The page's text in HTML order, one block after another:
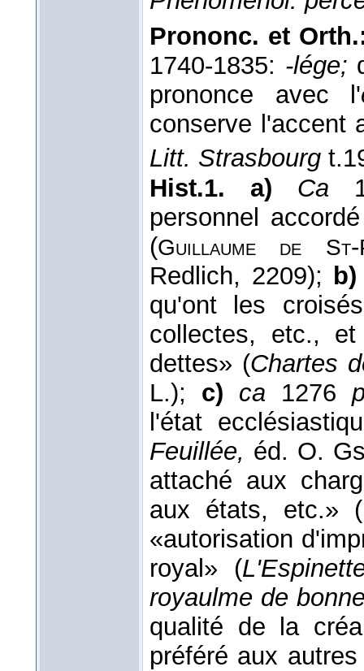
Prononc. et
1740-1835: -lége;
prononce avec l'
conserve l'accent
Litt. Strasbourg
Hist.1. a)
Ca
personnel
(Guillaume de St-
Redlich, 2209); b)
qu'ont les
collectes, etc.,
dettes» (Chartes
L.); c) ca 1276
l'état
Feuillée, éd. O.
attaché aux
aux états, etc.» (
«autorisation
royal» (
royaulme de
qualité de la
préféré aux